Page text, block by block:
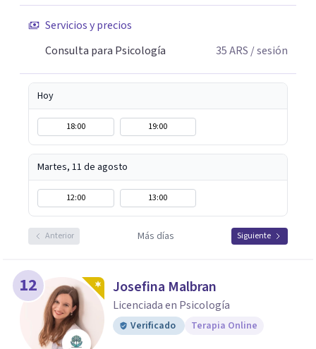
Servicios y precios
Consulta para Psicología
35ARS / sesión
Hoy
18:00 19:00
Martes, 11 de agosto
12:00 13:00
Anterior Más días Siguiente
12 Josefina Malbran
Licenciada en Psicología
Verificado Terapia Online